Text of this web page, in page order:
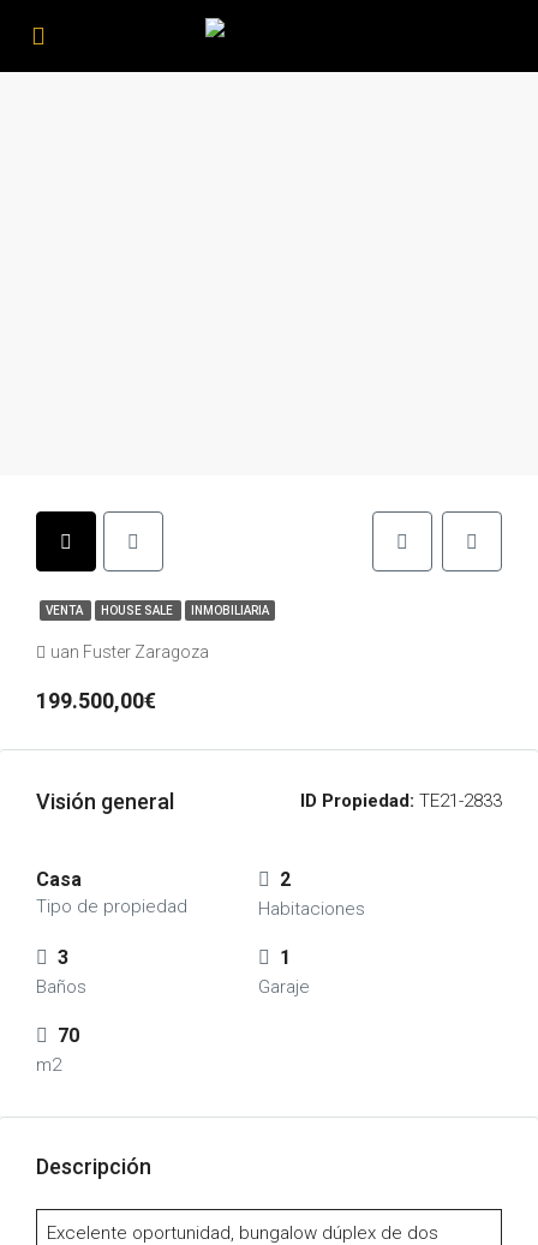
VENTA HOUSE SALE INMOBILIARIA
uan Fuster Zaragoza
199.500,00€
Visión general ID Propiedad: TE21-2833
Casa
Tipo de propiedad
2
Habitaciones
3
Baños
1
Garaje
70
m2
Descripción
Excelente oportunidad, bungalow dúplex de dos